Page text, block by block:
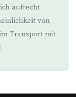
aufrecht
von
Transport mit